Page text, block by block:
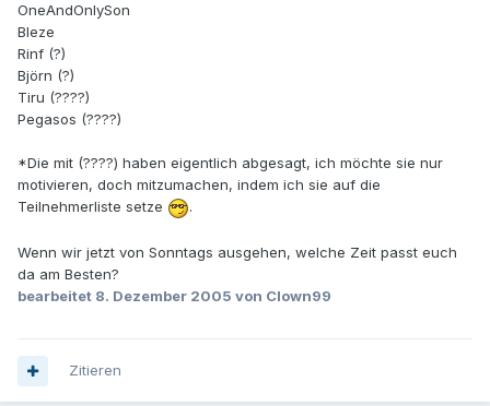
OneAndOnlySon
Bleze
Rinf (?)
Björn (?)
Tiru (????)
Pegasos (????)
*Die mit (????) haben eigentlich abgesagt, ich möchte sie nur
motivieren, doch mitzumachen, indem ich sie auf die
Teilnehmerliste setze
.
Wenn wir jetzt von Sonntags ausgehen, welche Zeit passt euch
da am Besten?
bearbeitet 8. Dezember 2005 von Clown99
Zitieren